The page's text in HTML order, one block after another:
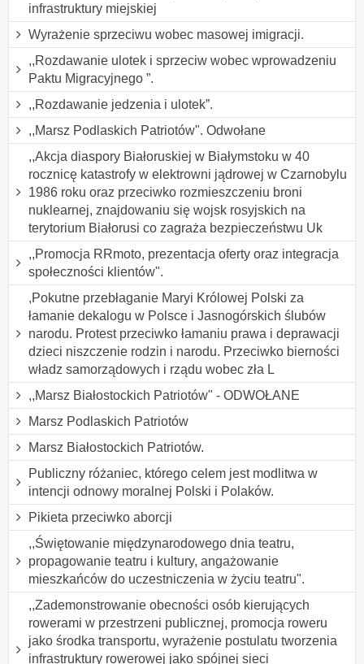
infrastruktury miejskiej
Wyrażenie sprzeciwu wobec masowej imigracji.
,,Rozdawanie ulotek i sprzeciw wobec wprowadzeniu
Paktu Migracyjnego ”.
,,Rozdawanie jedzenia i ulotek”.
,,Marsz Podlaskich Patriotów". Odwołane
,,Akcja diaspory Białoruskiej w Białymstoku w 40
rocznicę katastrofy w elektrowni jądrowej w Czarnobylu
1986 roku oraz przeciwko rozmieszczeniu broni
nuklearnej, znajdowaniu się wojsk rosyjskich na
terytorium Białorusi co zagraża bezpieczeństwu Uk
,,Promocja RRmoto, prezentacja oferty oraz integracja
społeczności klientów".
,Pokutne przebłaganie Maryi Królowej Polski za
łamanie dekalogu w Polsce i Jasnogórskich ślubów
narodu. Protest przeciwko łamaniu prawa i deprawacji
dzieci niszczenie rodzin i narodu. Przeciwko bierności
władz samorządowych i rządu wobec zła L
,,Marsz Białostockich Patriotów" - ODWOŁANE
Marsz Podlaskich Patriotów
Marsz Białostockich Patriotów.
Publiczny różaniec, którego celem jest modlitwa w
intencji odnowy moralnej Polski i Polaków.
Pikieta przeciwko aborcji
,,Świętowanie międzynarodowego dnia teatru,
propagowanie teatru i kultury, angażowanie
mieszkańców do uczestniczenia w życiu teatru".
,,Zademonstrowanie obecności osób kierujących
rowerami w przestrzeni publicznej, promocja roweru
jako środka transportu, wyrażenie postulatu tworzenia
infrastruktury rowerowej jako spójnej sieci